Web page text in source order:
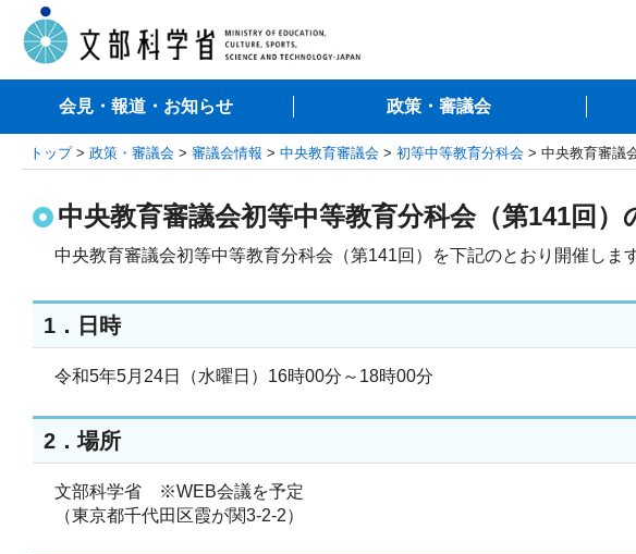
会見・報道・お知らせ 政策・審議会
トップ> 政策・審議会 > 審議会情報 > 中央教育審議会 > 初等中等教育分科会 > 中央教育審議
中央教育審議会初等中等教育分科会（第141回）
中央教育審議会初等中等教育分科会（第141回）を下記のとおり開催しま
1．日時
令和5年5月24日（水曜日）16時00分～18時00分
2．場所
文部科学省 ※WEB会議を予定
（東京都千代田区霞が関3-2-2）